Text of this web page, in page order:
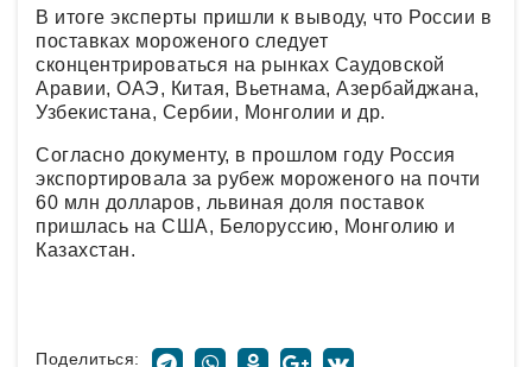
В итоге эксперты пришли к выводу, что России в
поставках мороженого следует
сконцентрироваться на рынках Саудовской
Аравии, ОАЭ, Китая, Вьетнама, Азербайджана,
Узбекистана, Сербии, Монголии и др.
Согласно документу, в прошлом году Россия
экспортировала за рубеж мороженого на почти
60 млн долларов, львиная доля поставок
пришлась на США, Белоруссию, Монголию и
Казахстан.
Поделиться: